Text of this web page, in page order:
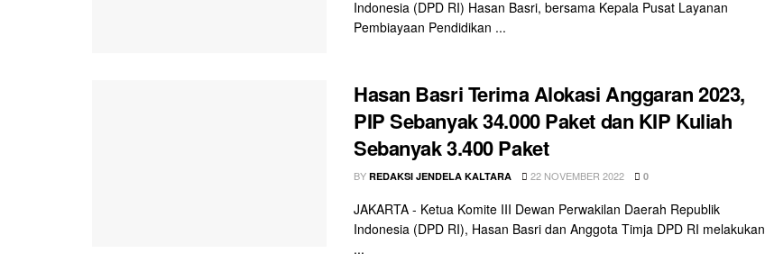
Indonesia (DPD RI) Hasan Basri, bersama Kepala Pusat Layanan
Pembiayaan Pendidikan ...
Hasan Basri Terima Alokasi Anggaran 2023,
PIP Sebanyak 34.000 Paket dan KIP Kuliah
Sebanyak 3.400 Paket
BY REDAKSI JENDELA KALTARA 22 NOVEMBER 2022 0
JAKARTA - Ketua Komite III Dewan Perwakilan Daerah Republik
Indonesia (DPD RI), Hasan Basri dan Anggota Timja DPD RI melakukan
...